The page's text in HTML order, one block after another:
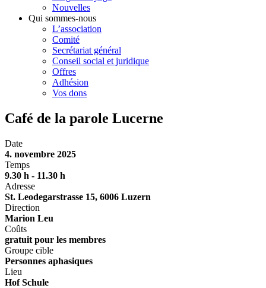
Nouvelles
Qui sommes-nous
L’association
Comité
Secrétariat général
Conseil social et juridique
Offres
Adhésion
Vos dons
Café de la parole Lucerne
Date
4. novembre 2025
Temps
9.30 h - 11.30 h
Adresse
St. Leodegarstrasse 15, 6006 Luzern
Direction
Marion Leu
Coûts
gratuit pour les membres
Groupe cible
Personnes aphasiques
Lieu
Hof Schule